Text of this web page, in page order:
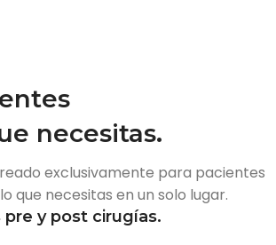
necesitas.
exclusivamente para pacientes
que necesitas en un solo lugar.
y post cirugías.